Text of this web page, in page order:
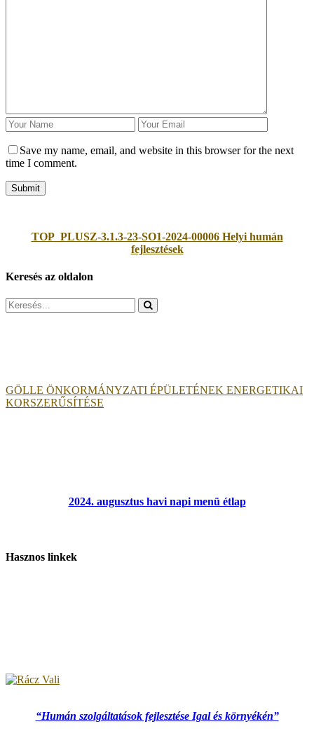
Save my name, email, and website in this browser for the next
time I comment.
TOP_PLUSZ-3.1.3-23-SO1-2024-00006 Helyi humán
fejlesztések
Keresés az oldalon
Search
for:
GÖLLE ÖNKORMÁNYZATI ÉPÜLETÉNEK ENERGETIKAI
KORSZERŰSÍTÉSE
2024. augusztus havi napi menü étlap
Hasznos linkek
“Humán szolgáltatások fejlesztése Igal és környékén”